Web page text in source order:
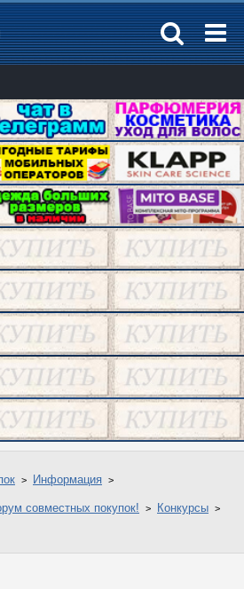
Информация
совместных покупок! Конкурсы